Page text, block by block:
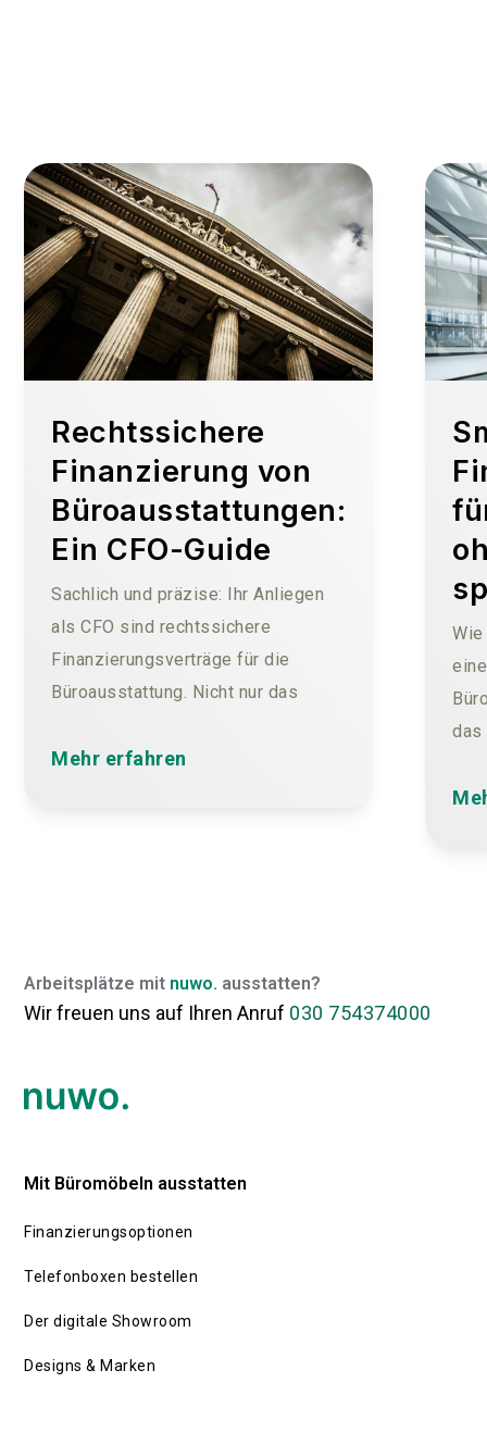
Rechtssichere
Finanzierung von
Büroausstattungen:
Ein CFO-Guide
Sachlich und präzise: Ihr Anliegen
als CFO sind rechtssichere
Finanzierungsverträge für die
Büroausstattung. Nicht nur das
die Rechtssicherheit spielen hierbei
Mehr erfahren
Wie
das
Arbeitsplätze mit nuwo. ausstatten?
Wir freuen uns auf Ihren Anruf 030 754374000
Mit Büromöbeln ausstatten
Finanzierungsoptionen
Telefonboxen bestellen
Der digitale Showroom
Designs & Marken